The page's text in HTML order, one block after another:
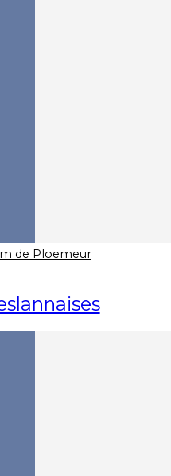
de Ploemeur